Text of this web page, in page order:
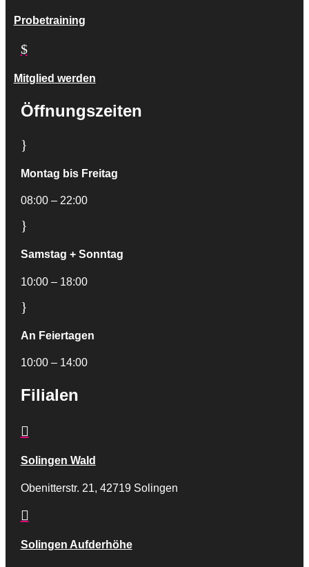
Probetraining
$
Mitglied werden
Öffnungszeiten
}
Montag bis Freitag
08:00 – 22:00
}
Samstag + Sonntag
10:00 – 18:00
}
An Feiertagen
10:00 – 14:00
Filialen

Solingen Wald
Obenitterstr. 21, 42719 Solingen

Solingen Aufderhöhe